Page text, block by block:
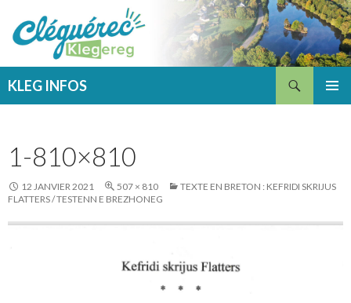
KLEG INFOS
1-810×810
12 JANVIER 2021 507 × 810
TEXTE EN BRETON : KEFRIDI SKRIJUS
FLATTERS / TESTENN E BREZHONEG